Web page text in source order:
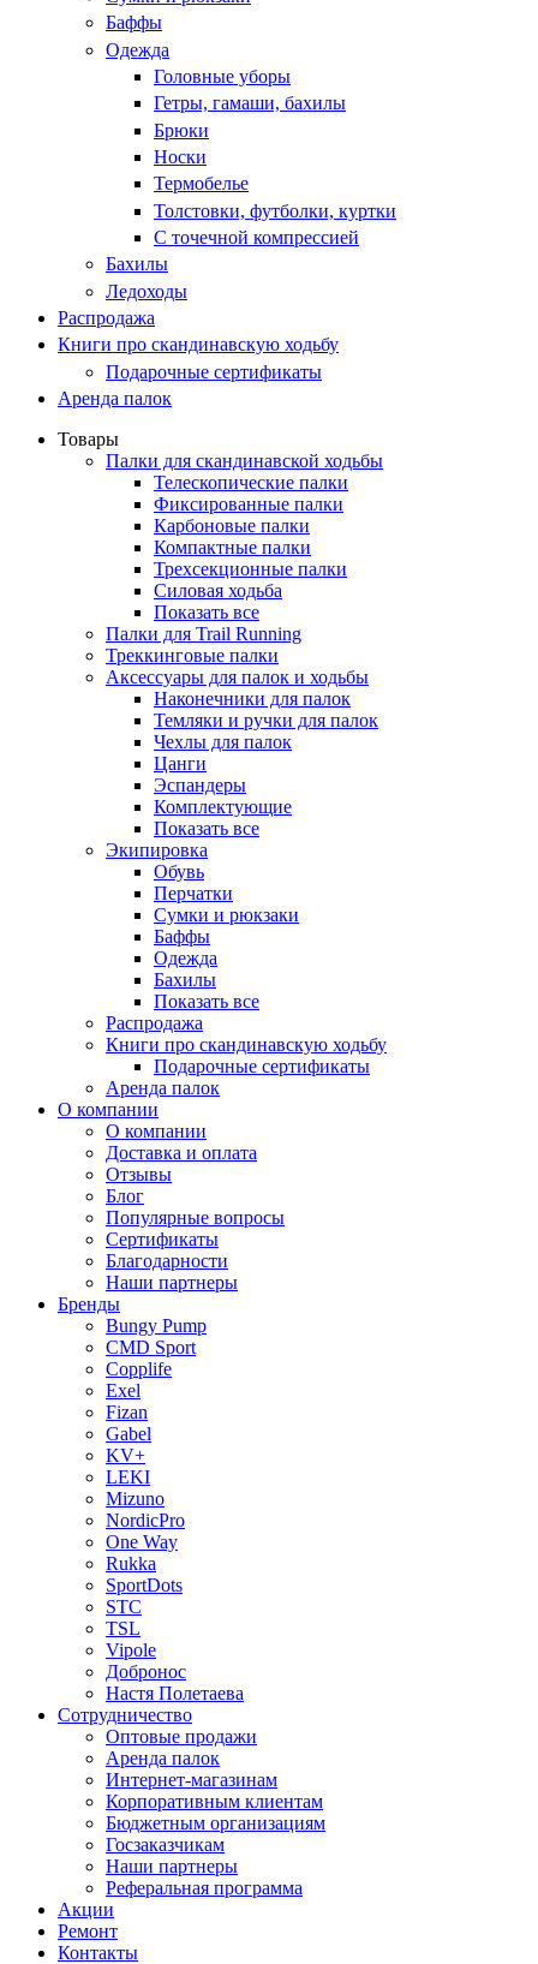
Баффы
Одежда
Головные уборы
Гетры, гамаши, бахилы
Брюки
Носки
Термобелье
Толстовки, футболки, куртки
С точечной компрессией
Бахилы
Ледоходы
Распродажа
Книги про скандинавскую ходьбу
Подарочные сертификаты
Аренда палок
Товары
Палки для скандинавской ходьбы
Телескопические палки
Фиксированные палки
Карбоновые палки
Компактные палки
Трехсекционные палки
Силовая ходьба
Показать все
Палки для Trail Running
Треккинговые палки
Аксессуары для палок и ходьбы
Наконечники для палок
Темляки и ручки для палок
Чехлы для палок
Цанги
Эспандеры
Комплектующие
Показать все
Экипировка
Обувь
Перчатки
Сумки и рюкзаки
Баффы
Одежда
Бахилы
Показать все
Распродажа
Книги про скандинавскую ходьбу
Подарочные сертификаты
Аренда палок
О компании
О компании
Доставка и оплата
Отзывы
Блог
Популярные вопросы
Сертификаты
Благодарности
Наши партнеры
Бренды
Bungy Pump
CMD Sport
Copplife
Exel
Fizan
Gabel
KV+
LEKI
Mizuno
NordicPro
One Way
Rukka
SportDots
STC
TSL
Vipole
Добронос
Настя Полетаева
Сотрудничество
Оптовые продажи
Аренда палок
Интернет-магазинам
Корпоративным клиентам
Бюджетным организациям
Госзаказчикам
Наши партнеры
Реферальная программа
Акции
Ремонт
Контакты